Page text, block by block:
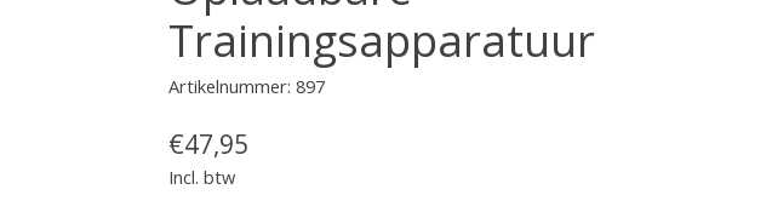
Trainingsapparatuur
Artikelnummer: 897
€47,95
Incl. btw